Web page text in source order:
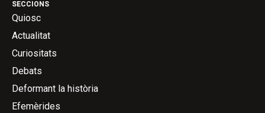
SECCIONS
Quiosc
Actualitat
Curiositats
Debats
Deformant la història
Efemèrides